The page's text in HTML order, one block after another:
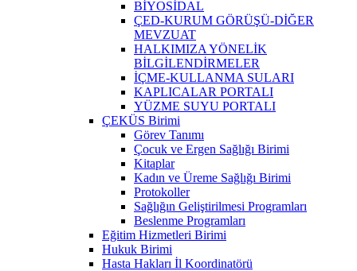
BİYOSİDAL
ÇED-KURUM GÖRÜŞÜ-DİĞER
MEVZUAT
HALKIMIZA YÖNELİK
BİLGİLENDİRMELER
İÇME-KULLANMA SULARI
KAPLICALAR PORTALI
YÜZME SUYU PORTALI
ÇEKÜS Birimi
Görev Tanımı
Çocuk ve Ergen Sağlığı Birimi
Kitaplar
Kadın ve Üreme Sağlığı Birimi
Protokoller
Sağlığın Geliştirilmesi Programları
Beslenme Programları
Eğitim Hizmetleri Birimi
Hukuk Birimi
Hasta Hakları İl Koordinatörü